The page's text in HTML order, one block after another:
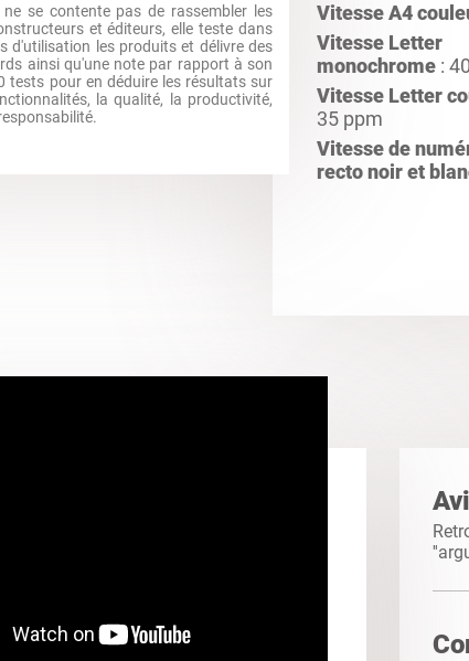
ne se contente pas de rassembler les
et éditeurs, elle teste dans
d'utilisation les produits et délivre des
ainsi qu'une note par rapport à son
tests pour en déduire les résultats sur
la qualité, la productivité,
Vitesse A4
Vitesse Letter
monochrome :
Vitesse Letter
35 ppm
Vitesse de
recto noir et